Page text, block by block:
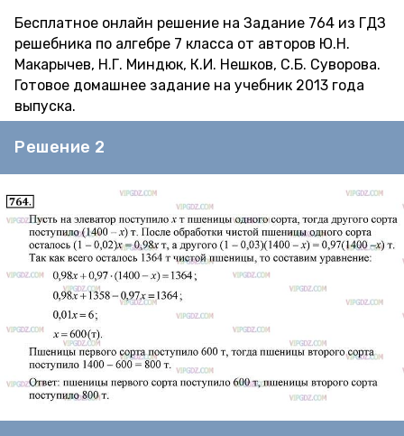
Бесплатное онлайн решение на Задание 764 из ГДЗ
решебника по алгебре 7 класса от авторов Ю.Н.
Макарычев, Н.Г. Миндюк, К.И. Нешков, С.Б. Суворова.
Готовое домашнее задание на учебник 2013 года
выпуска.
Решение 2